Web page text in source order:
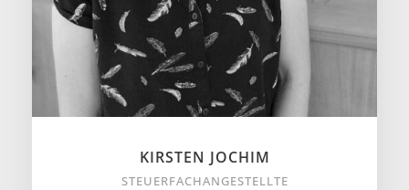
KIRSTEN JOCHIM
STEUERFACHANGESTELLTE